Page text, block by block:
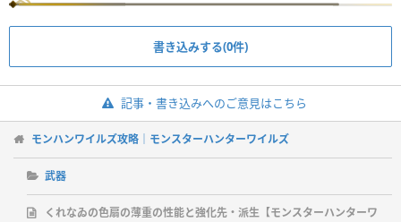
書き込みする(0件)
記事・書き込みへのご意見はこちら
モンハンワイルズ攻略｜モンスターハンターワイルズ
武器
くれなゐの色扇の薄重の性能と強化先・派生【モンスターハンターワ